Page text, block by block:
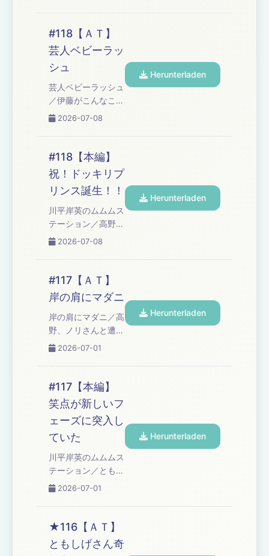
岸）／子供の名前予
想／ともしげさんの
最新奇行／みなみか
わさん、しんいちさ
んからのお祝い／コ
ーナー「高野ブルド
ッグのブチギレ漫
ョナルタイム Learn
more about your
podcastchoices.com/adchoices
#118【ＡＴ】
芸人ベビーラッ
シュ
芸人ベビーラッシュ
／伊藤がこんなこと
言ってました／コー
藤の言い訳」 Learn
more about your
ad choices. Visit
podcastchoices.com/adchoices
2026-07-08
Herunterladen
#118【本編】
祝！ドッキリプ
リンス誕生！！
川平岸英のムムムス
テーション／高野、
２度目のバナナムー
大発表！／出産シー
ン再現／ビッ喝出産
／子供の名前／これ
からＮＧになるエピ
ソード／コーナー
「高野正成のなんて
ったって芸人魂!!」
ルタイム Learn
more about your
ad choices. Visit
podcastchoices.com/adchoices
2026-07-08
Herunterladen
#117【ＡＴ】
岸の肩にマダニ
岸の肩にマダニ／高
野、ノリさんと遭遇
／コーナー「オズワ
Learn more about
your ad choices.
Visit
podcastchoices.com/adchoices
2026-07-01
Herunterladen
#117【本編】
笑点が新しいフ
ェーズに突入し
ていた
川平岸英のムムムス
テーション／ともし
げさん／笑点が新し
ていた／「ゴッドタ
ン」での岸のスタン
ス／コーナー『高野
ブルドッグのブチギ
2026-07-01
Herunterladen
★116【ＡＴ】
ともしげさん奇